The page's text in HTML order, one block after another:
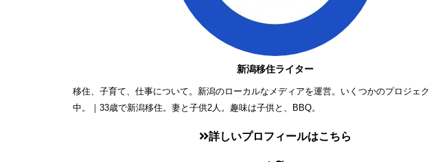
新潟移住ライター
移住、子育て、仕事について。新潟のローカルなメディアを運営。いくつかのプロジェ
中。｜33歳で新潟移住。妻と子供2人。趣味は子供と、BBQ。
詳しいプロフィールはこちら